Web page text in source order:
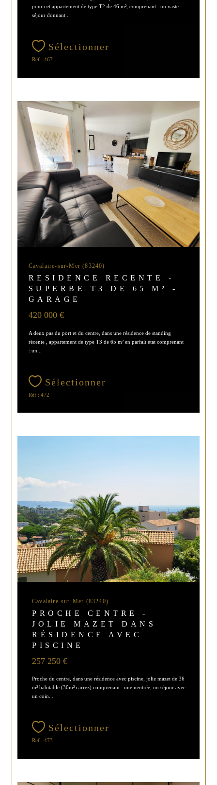
pour cet appartement de type T2 de 46 m², comprenant : un vaste
séjour donnant...
Sélectionner
Réf : 467
Cavalaire-sur-Mer (83240)
RESIDENCE RECENTE -
SUPERBE T3 DE 65 M² -
GARAGE
420 000 €
A deux pas du port et du centre, dans une résidence de standing
récente , appartement de type T3 de 65 m² en parfait état comprenant
: un...
Sélectionner
Réf : 472
Cavalaire-sur-Mer (83240)
PROCHE CENTRE -
JOLIE MAZET DANS
RÉSIDENCE AVEC
PISCINE
257 250 €
Proche du centre, dans une résidence avec piscine, jolie mazet de 36
m² habitable (30m² carrez) comprenant : une nentrée, un séjour avec
un coin...
Sélectionner
Réf : 473